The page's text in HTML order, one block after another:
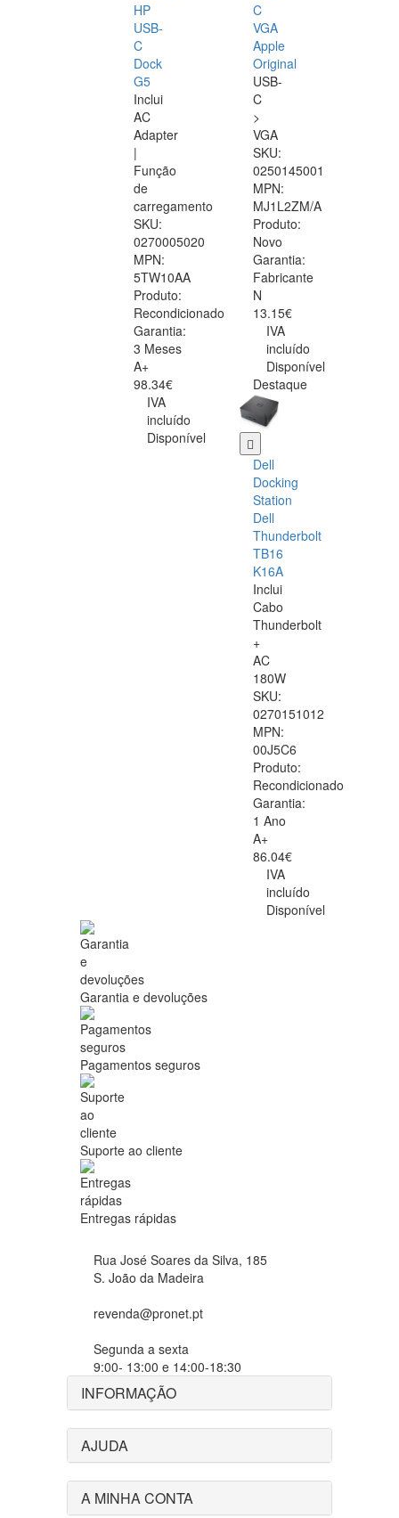
HP
USB-
C
Dock
G5
Inclui
AC
Adapter
|
Função
de
carregamento
SKU:
0270005020
MPN:
5TW10AA
Produto:
Recondicionado
Garantia:
3 Meses
A+
98.34€
IVA
incluído
Disponível
C
VGA
Apple
Original
USB-
C
>
VGA
SKU:
0250145001
MPN:
MJ1L2ZM/A
Produto:
Novo
Garantia:
Fabricante
N
13.15€
IVA
incluído
Disponível
Destaque
Dell
Docking
Station
Dell
Thunderbolt
TB16
K16A
Inclui
Cabo
Thunderbolt
+
AC
180W
SKU:
0270151012
MPN:
00J5C6
Produto:
Recondicionado
Garantia:
1 Ano
A+
86.04€
IVA
incluído
Disponível
Garantia e devoluções
Pagamentos seguros
Suporte ao cliente
Entregas rápidas
Rua José Soares da Silva, 185
S. João da Madeira
revenda@pronet.pt
Segunda a sexta
9:00- 13:00 e 14:00-18:30
INFORMAÇÃO
AJUDA
A MINHA CONTA